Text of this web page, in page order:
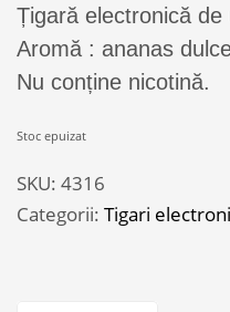
Țigară electronică de
Aromă : ananas
Nu conține nicotină.
Stoc epuizat
SKU: 4316
Categorii: Tigari